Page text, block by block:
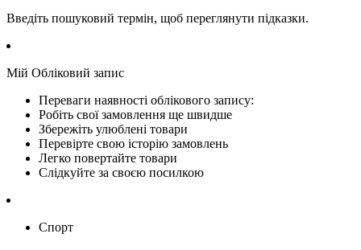
Введіть пошуковий термін, щоб переглянути підказки.
Мій Обліковий запис
Переваги наявності облікового запису:
Робіть свої замовлення ще швидше
Збережіть улюблені товари
Перевірте свою історію замовлень
Легко повертайте товари
Слідкуйте за своєю посилкою
Спорт